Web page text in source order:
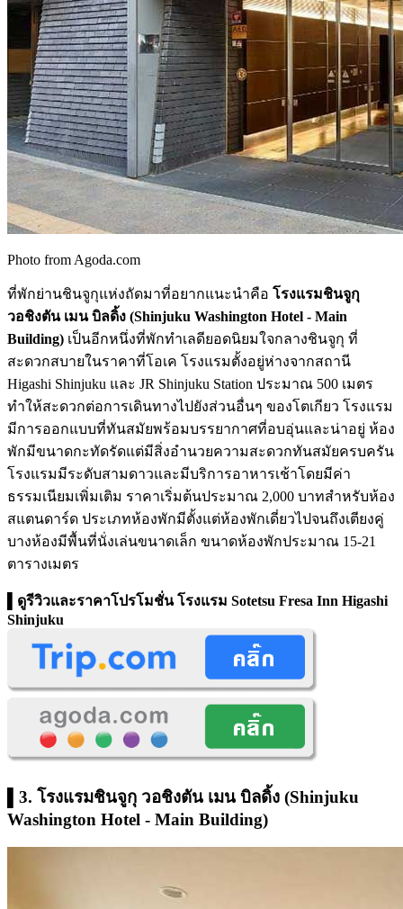
Photo from Agoda.com
ที่พักย่านชินจูกุแห่งถัดมาที่อยากแนะนำคือ โรงแรมชินจูกุ
วอชิงตัน เมน บิลดิ้ง (Shinjuku Washington Hotel - Main
Building) เป็นอีกหนึ่งที่พักทำเลดียอดนิยมใจกลางชินจูกุ ที่
สะดวกสบายในราคาที่โอเค โรงแรมตั้งอยู่ห่างจากสถานี
Higashi Shinjuku และ JR Shinjuku Station ประมาณ 500 เมตร
ทำให้สะดวกต่อการเดินทางไปยังส่วนอื่นๆ ของโตเกียว โรงแรม
มีการออกแบบที่ทันสมัยพร้อมบรรยากาศที่อบอุ่นและน่าอยู่ ห้อง
พักมีขนาดกะทัดรัดแต่มีสิ่งอำนวยความสะดวกทันสมัยครบครัน
โรงแรมมีระดับสามดาวและมีบริการอาหารเช้าโดยมีค่า
ธรรมเนียมเพิ่มเติม ราคาเริ่มต้นประมาณ 2,000 บาทสำหรับห้อง
สแตนดาร์ด ประเภทห้องพักมีตั้งแต่ห้องพักเดี่ยวไปจนถึงเตียงคู่
บางห้องมีพื้นที่นั่งเล่นขนาดเล็ก ขนาดห้องพักประมาณ 15-21
ตารางเมตร
▌ดูรีวิวและราคาโปรโมชั่นโรงแรม Sotetsu Fresa Inn Higashi
Shinjuku
▌3. โรงแรมชินจูกุ วอชิงตัน เมน บิลดิ้ง (Shinjuku
Washington Hotel - Main Building)